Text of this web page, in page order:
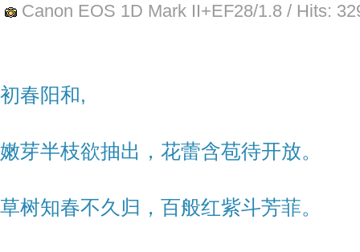
Canon EOS 1D Mark II+EF28/1.8 / Hits:
初春阳和,
嫩芽半枝欲抽出，花蕾含苞待开放。
草树知春不久归，百般红紫斗芳菲。